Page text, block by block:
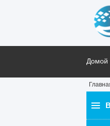
Домой
Блог